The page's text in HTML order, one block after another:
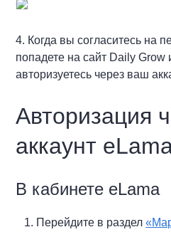
4. Когда вы согласитесь на
попадете на сайт Daily Grow
авторизуетесь через ваш
Авторизация
аккаунт
В кабинете eLama
Перейдите в раздел